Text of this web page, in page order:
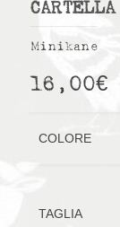
Minikane
16,00€
COLORE
TAGLIA